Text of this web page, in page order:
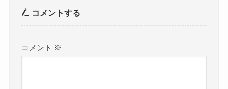
コメントする
コメント ※